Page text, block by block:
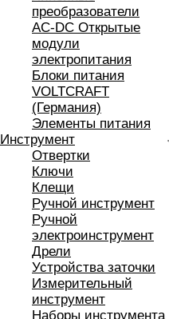
преобразователи
AC-DC Открытые
модули
электропитания
Блоки питания
VOLTCRAFT
(Германия)
Элементы питания
Инструмент
Отвертки
Ключи
Клещи
Ручной инструмент
Ручной
электроинструмент
Дрели
Устройства заточки
Измерительный
инструмент
Наборы инструмента